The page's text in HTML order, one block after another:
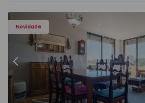
Novidade
- 20
Apartamento T3 Cascais, Carcavelos
Anterior